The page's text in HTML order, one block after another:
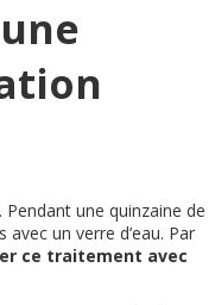
une quinzaine de
un verre d’eau. Par
ce traitement avec